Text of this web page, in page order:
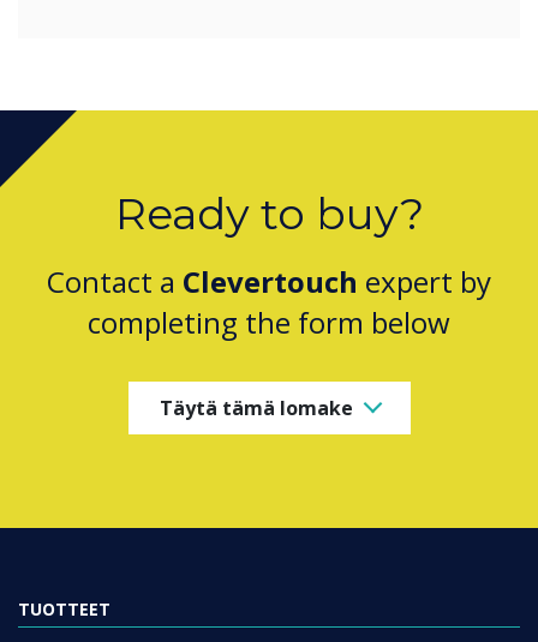
Ready to buy?
Contact a Clevertouch expert by
completing the form below
Täytä tämä lomake
TUOTTEET